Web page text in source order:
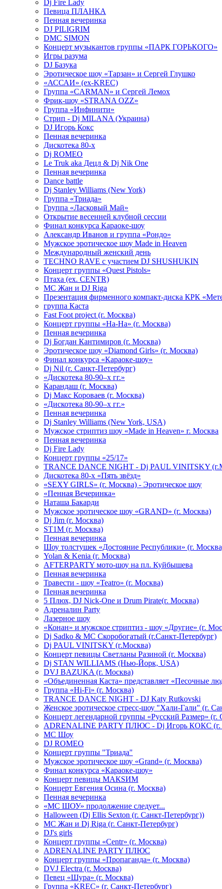
Dj Fire Lady
Певица ПЛАНКА
Пенная вечеринка
DJ PILIGRIM
DMC SIMON
Концерт музыкантов группы «ПАРК ГОРЬКОГО»
Игры разума
DJ Базука
Эротическое шоу «Тарзан» и Сергей Глушко
«АССАИ» (ex-KREC)
Группа «CARMAN» и Сергей Лемох
Фрик-шоу «STRANA OZZ»
Группа «Инфинити»
Стрип - Dj MILANA (Украина)
DJ Игорь Кокс
Пенная вечеринка
Дискотека 80-х
Dj ROMEO
Le Truk aka Децл & Dj Nik One
Пенная вечеринка
Dance battle
Dj Stanley Williams (New York)
Группа «Триада»
Группа «Ласковый Май»
Открытие весенней клубной сессии
Финал конкурса Караоке-шоу
Александр Иванов и группа «Рондо»
Мужское эротическое шоу Made in Heaven
Международный женский день
TECHNO RAVE с участием DJ SHUSHUKIN
Концерт группы «Quest Pistols»
Птаха (ex. CENTR)
МС Жан и DJ Riga
Презентация фирменного компакт-диска КРК
группа Каста
Fast Foot project (г. Москва)
Концерт группы «На-На» (г. Москва)
Пенная вечеринка
Dj Богдан Кантимиров (г. Москва)
Эротическое шоу «Diamond Girls» (г. Москва)
Финал конкурса «Караоке-шоу»
Dj Nil (г. Санкт-Петербург)
«Дискотека 80-90–х гг.»
Карандаш (г. Москва)
Dj Макс Короваев (г. Москва)
«Дискотека 80-90–х гг.»
Пенная вечеринка
Dj Stanley Williams (New York, USA)
Мужское стриптиз шоу «Made in Heaven» г. Москва
Пенная вечеринка
Dj Fire Lady
Концерт группы «25/17»
TRANCE DANCE NIGHT - Dj PAUL VINITSKY
Дискотека 80-х «Пять звёзд»
«SEXY GIRLS» (г. Москва) - Эротическое шоу
«Пенная Вечеринка»
Hаташа Бакарди
Мужское эротическое шоу «GRAND» (г. Москва)
Dj Jim (г. Москва)
ST1M (г. Москва)
Пенная вечеринка
Шоу толстушек «Достояние Республики» (г.
Yolan & Kenia (г. Москва)
AFTERPARTY мото-шоу на пл. Куйбышева
Пенная вечеринка
Травести - шоу «Teatro» (г. Москва)
Пенная вечеринка
5 Плюх, DJ Nick-One и Drum Pirate(г. Москва)
Адреналин Party
Лазерное шоу
«Конан» и мужское стриптиз - шоу «Другие» (г.
Dj Sadko & МС Скоробогатый (г.Санкт-Петербург)
Dj PAUL VINITSKY (г.Москва)
Концерт певицы Светланы Разиной (г. Москва)
Dj STAN WILLIAMS (Нью-Йорк, USA)
DVJ BAZUKA (г. Москва)
«Объединенная Каста» представляет «Песочные
Группа «Hi-Fi» (г. Москва)
TRANCE DANCE NIGHT - DJ Katy Rutkovski
Женское эротическое стресс-шоу "Хали-Гали" (г.
Концерт легендарной группы «Русский Размер» (г.
ADRENALINE PARTY ПЛЮС - Dj Игорь КОКС (г.
MC Шоу
DJ ROMEO
Концерт группы "Триада"
Мужское эротическое шоу «Grand» (г. Москва)
Финал конкурса «Караоке-шоу»
Концерт певицы МАКSИМ
Концерт Евгения Осина (г. Москва)
Пенная вечеринка
«МС ШОУ» продолжение следует...
Halloween (Dj Ellis Sexton (г. Санкт-Петербург))
МС Жан и Dj Riga (г. Санкт-Петербург)
DJ's girls
Концерт группы «Centr» (г. Москва)
ADRENALINE PARTY ПЛЮС
Концерт группы «Пропаганда» (г. Москва)
DVJ Electra (г. Москва)
Певец «Шура» (г. Москва)
Группа «KREC» (г. Санкт-Петербург)